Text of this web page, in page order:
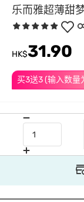
乐而雅超薄甜
买3送3 (输入数量
HK$31.90